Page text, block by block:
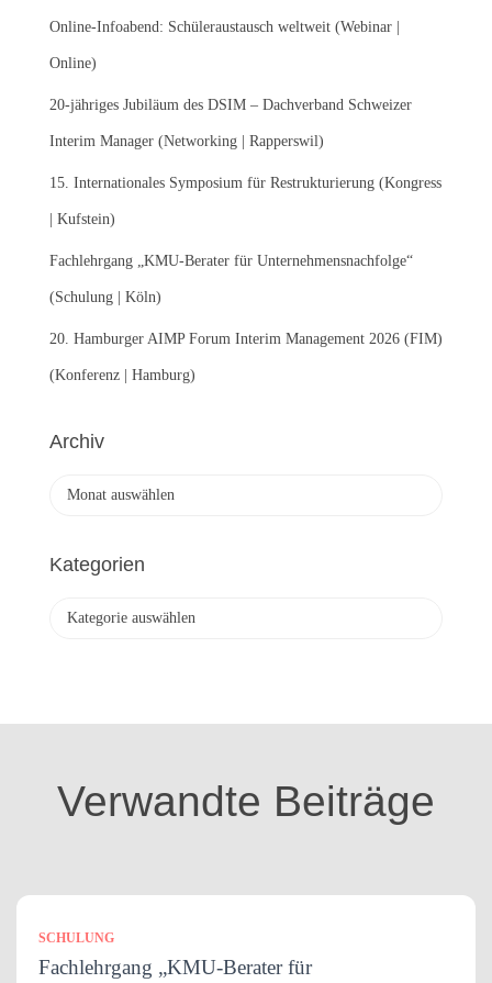
a
c
:
Online-Infoabend: Schüleraustausch weltweit (Webinar |
Online)
20-jähriges Jubiläum des DSIM – Dachverband Schweizer
Interim Manager (Networking | Rapperswil)
15. Internationales Symposium für Restrukturierung (Kongress
| Kufstein)
Fachlehrgang „KMU-Berater für Unternehmensnachfolge“
(Schulung | Köln)
20. Hamburger AIMP Forum Interim Management 2026 (FIM)
(Konferenz | Hamburg)
Archiv
h
Kategorien
o
Verwandte Beiträge
SCHULUNG
Fachlehrgang „KMU-Berater für